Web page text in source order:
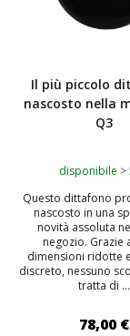
Il più piccolo
nascosto nella
Q3
disponibile >
Questo dittafono
nascosto in una
novità assoluta
negozio. Grazie
dimensioni ridotte
discreto, nessuno
tratta di ...
78,00 €